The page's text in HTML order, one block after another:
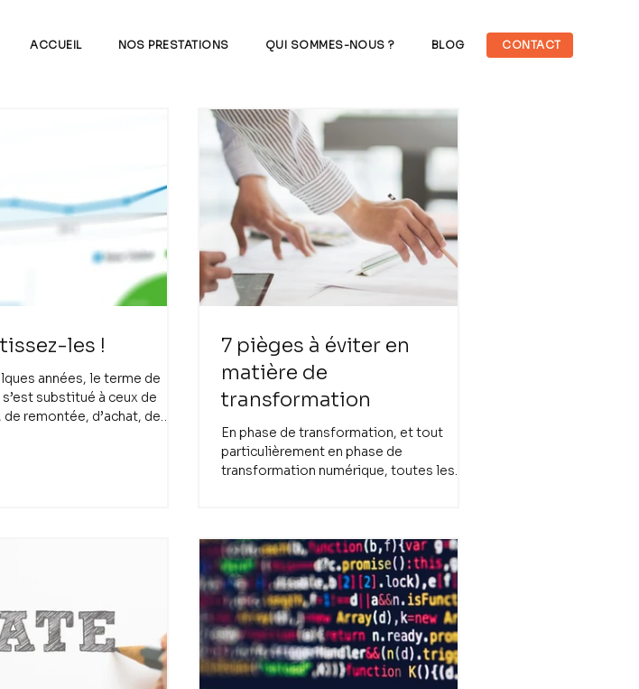
ACCUEIL NOS PRESTATIONS QUI SOMMES-NOUS ? BLOG CONTACT
les !
années, le terme de
substitué à ceux de
remontée, d’achat, de
7 pièges à éviter en
matière de
transformation
En phase de transformation, et tout
particulièrement en phase de
transformation numérique, toutes les